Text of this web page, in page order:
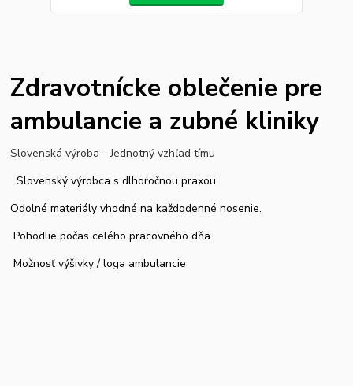
Zdravotnícke oblečenie pre
ambulancie a zubné kliniky
Slovenská výroba - Jednotný vzhľad tímu
Slovenský výrobca s dlhoročnou praxou.
Odolné materiály vhodné na každodenné nosenie.
Pohodlie počas celého pracovného dňa.
Možnosť výšivky / loga ambulancie